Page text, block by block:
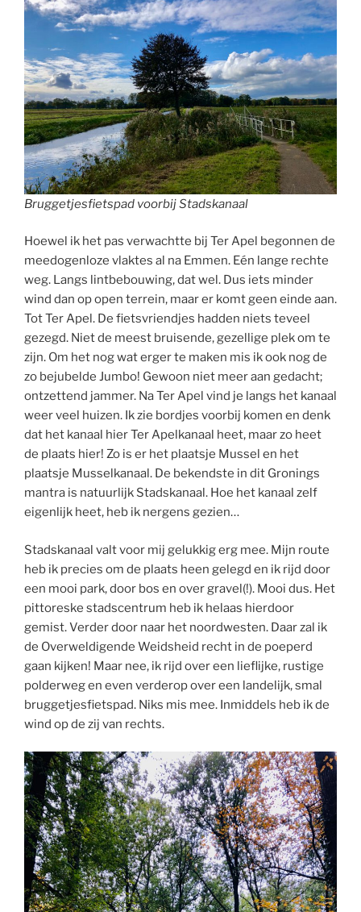
Bruggetjesfietspad voorbij Stadskanaal
Hoewel ik het pas verwachtte bij Ter Apel begonnen de
meedogenloze vlaktes al na Emmen. Eén lange rechte
weg. Langs lintbebouwing, dat wel. Dus iets minder
wind dan op open terrein, maar er komt geen einde aan.
Tot Ter Apel. De fietsvriendjes hadden niets teveel
gezegd. Niet de meest bruisende, gezellige plek om te
zijn. Om het nog wat erger te maken mis ik ook nog de
zo bejubelde Jumbo! Gewoon niet meer aan gedacht;
ontzettend jammer. Na Ter Apel vind je langs het kanaal
weer veel huizen. Ik zie bordjes voorbij komen en denk
dat het kanaal hier Ter Apelkanaal heet, maar zo heet
de plaats hier! Zo is er het plaatsje Mussel en het
plaatsje Musselkanaal. De bekendste in dit Gronings
mantra is natuurlijk Stadskanaal. Hoe het kanaal zelf
eigenlijk heet, heb ik nergens gezien…
Stadskanaal valt voor mij gelukkig erg mee. Mijn route
heb ik precies om de plaats heen gelegd en ik rijd door
een mooi park, door bos en over gravel(!). Mooi dus. Het
pittoreske stadscentrum heb ik helaas hierdoor
gemist. Verder door naar het noordwesten. Daar zal ik
de Overweldigende Weidsheid recht in de poeperd
gaan kijken! Maar nee, ik rijd over een lieflijke, rustige
polderweg en even verderop over een landelijk, smal
bruggetjesfietspad. Niks mis mee. Inmiddels heb ik de
wind op de zij van rechts.